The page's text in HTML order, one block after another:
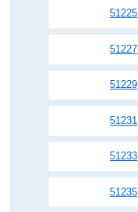
51225
51227
51229
51231
51233
51235